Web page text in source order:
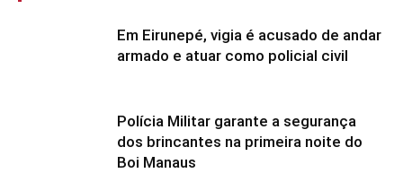
Em Eirunepé, vigia é acusado de andar
armado e atuar como policial civil
Polícia Militar garante a segurança
dos brincantes na primeira noite do
Boi Manaus